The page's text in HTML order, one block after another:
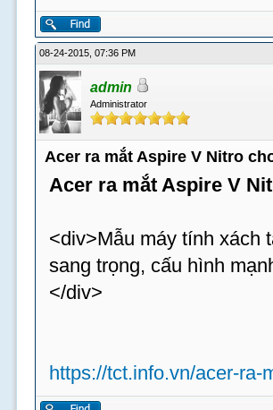
08-24-2015, 07:36 PM
admin
Administrator
Acer ra mắt Aspire V Nitro
Acer ra mắt Aspire V
<div>Mẫu máy tính xách
sang trọng, cấu hình
</div>
https://tct.info.vn/acer-ra-